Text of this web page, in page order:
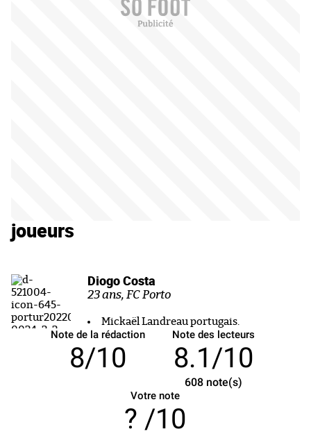
joueurs
Diogo Costa
23 ans, FC Porto
Mickaël Landreau portugais.
Note de la rédaction
8/10
Note des lecteurs
8.1/10
608note(s)
Votre note
/10